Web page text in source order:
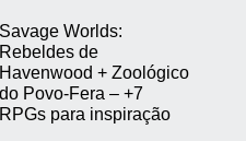
Savage Worlds:
Rebeldes de
Havenwood + Zoológico
do Povo-Fera – +7
RPGs para inspiração